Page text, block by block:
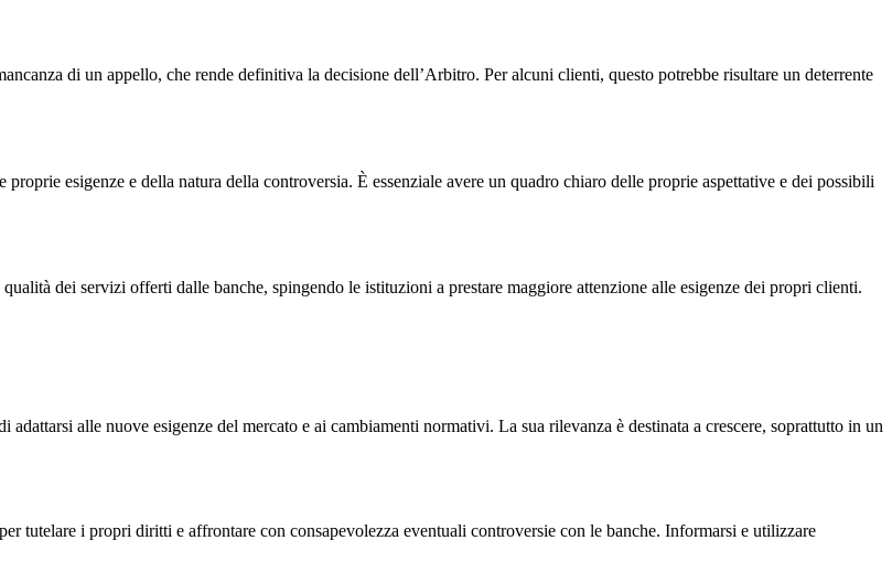
di un appello, che rende definitiva la decisione dell’Arbitro. Per alcuni clienti, questo potrebbe risultare un deterrente
esigenze e della natura della controversia. È essenziale avere un quadro chiaro delle proprie aspettative e dei possibili
dei servizi offerti dalle banche, spingendo le istituzioni a prestare maggiore attenzione alle esigenze dei propri clienti.
alle nuove esigenze del mercato e ai cambiamenti normativi. La sua rilevanza è destinata a crescere, soprattutto in un
tutelare i propri diritti e affrontare con consapevolezza eventuali controversie con le banche. Informarsi e utilizzare